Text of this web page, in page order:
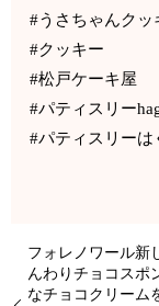
#うさちゃんクッ
#クッキー
#松戸ケーキ屋
#パティスリー
#パティスリーは
フォレノワール新
んわりチョコスポ
なチョコクリーム